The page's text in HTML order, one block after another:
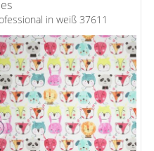
in weiß 37611